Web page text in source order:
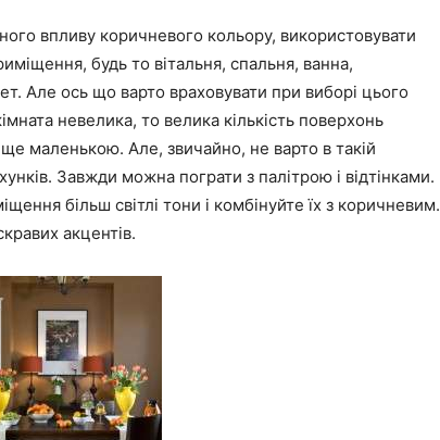
впливу коричневого кольору, використовувати
будь то вітальня, спальня, ванна,
Але ось що варто враховувати при виборі цього
невелика, то велика кількість поверхонь
ще маленькою. Але, звичайно, не варто в такій
Завжди можна пограти з палітрою і відтінками.
більш світлі тони і комбінуйте їх з коричневим.
акцентів.